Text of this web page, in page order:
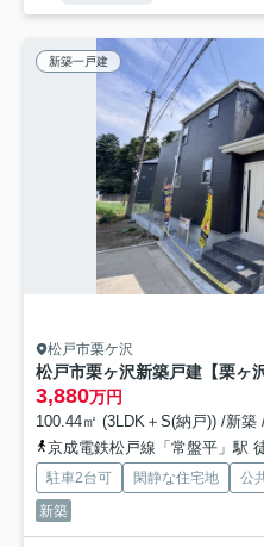
新築一戸建
松戸市栗ケ沢
松戸市栗ヶ沢新築戸建【栗ヶ
3,880万円
100.44㎡ (3LDK＋S(納戸)) /新築
京成電鉄松戸線「常盤平」駅
駐車2台可 閑静な住宅地
公
新築